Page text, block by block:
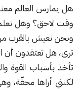
العالم معنا سياسة
وهل نعلم ما الذي
بالقرب من حلفائها
أن العدو
القوة والمنعة؟ قد
محقّة، وهي دعوة